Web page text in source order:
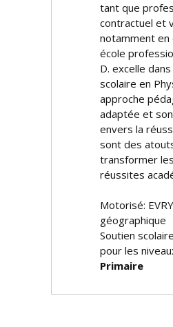
tant que
contractuel et
notamment en
école
D. excelle
scolaire en
approche
adaptée et
envers la
sont des
transformer
réussites
Motorisé:
géographique
Soutien
pour les
Primaire